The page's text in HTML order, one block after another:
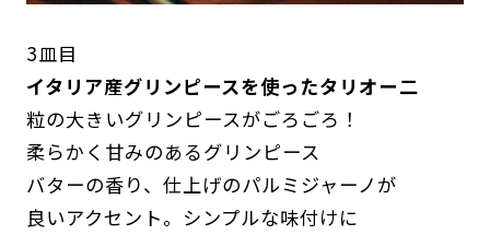
3皿目
イタリア産グリンピースを使ったタリオー二
粒の大きいグリンピースがごろごろ！
柔らかく甘みのあるグリンピース
バターの香り、仕上げのパルミジャーノが
良いアクセント。シンプルな味付けに